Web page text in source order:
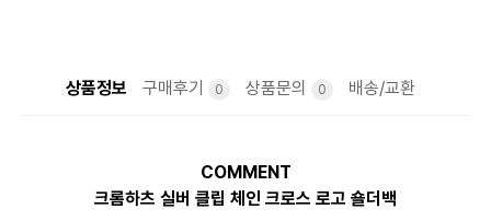
상품정보 구매후기 0 상품문의 0 배송/교환
COMMENT
크롬하츠 실버 클립 체인 크로스 로고 숄더백